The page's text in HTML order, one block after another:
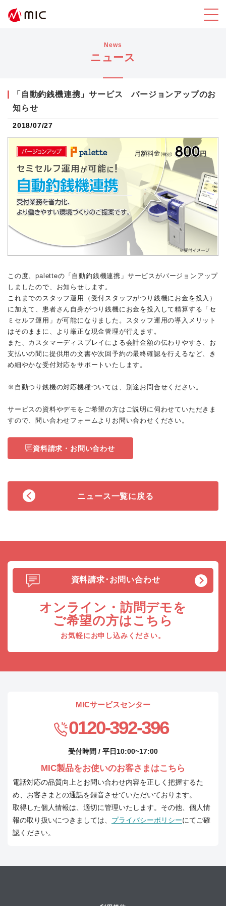
News
ニュース
「自動釣銭機連携」サービス バージョンアップのお
知らせ
2018/07/27
この度、paletteの「自動釣銭機連携」サービスがバージョンアップ
しましたので、お知らせします。
これまでのスタッフ運用（受付スタッフがつり銭機にお金を投入）
に加えて、患者さん自身がつり銭機にお金を投入して精算する「セ
ミセルフ運用」が可能になりました。スタッフ運用の導入メリット
はそのままに、より厳正な現金管理が行えます。
また、カスタマーディスプレイによる会計金額の伝わりやすさ、お
支払いの間に提供用の文書や次回予約の最終確認を行えるなど、き
め細やかな受付対応をサポートいたします。
※自動つり銭機の対応機種ついては、別途お問合せください。
サービスの資料やデモをご希望の方はご説明に伺わせていただきま
すので、問い合わせフォームよりお問い合わせください。
資料請求・お問い合わせ
ニュース一覧に戻る
資料請求･お問い合わせ
オンライン・訪問デモを
ご希望の方はこちら
お気軽にお申し込みください。
MICサービスセンター
0120-392-396
受付時間 / 平日10:00~17:00
MIC製品をお使いのお客さまはこちら
電話対応の品質向上とお問い合わせ内容を正しく把握するた
め、お客さまとの通話を録音させていただいております。
取得した個人情報は、適切に管理いたします。その他、個人情
報の取り扱いにつきましては、 プライバシーポリシーにてご確
認ください。